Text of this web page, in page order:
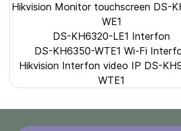
Hikvision Monitor touchscreen DS-
WE1
DS-KH6320-LE1 Interfon
DS-KH6350-WTE1 Wi-Fi
Hikvision Interfon video IP DS-
WTE1